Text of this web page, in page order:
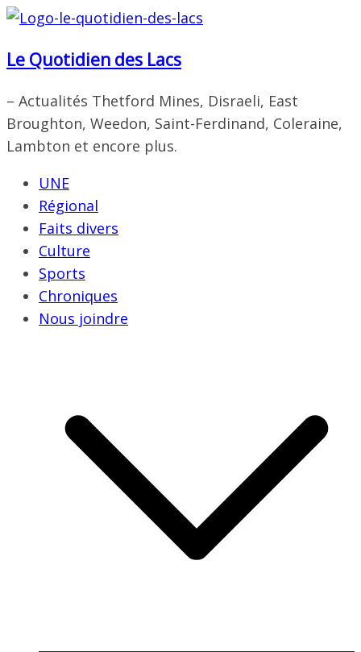
Passer
contenu
Le Quotidien des Lacs
– Actualités Thetford Mines, Disraeli, East
Broughton, Weedon, Saint-Ferdinand, Coleraine,
Lambton et encore plus.
UNE
Régional
Faits divers
Culture
Sports
Chroniques
Nous joindre